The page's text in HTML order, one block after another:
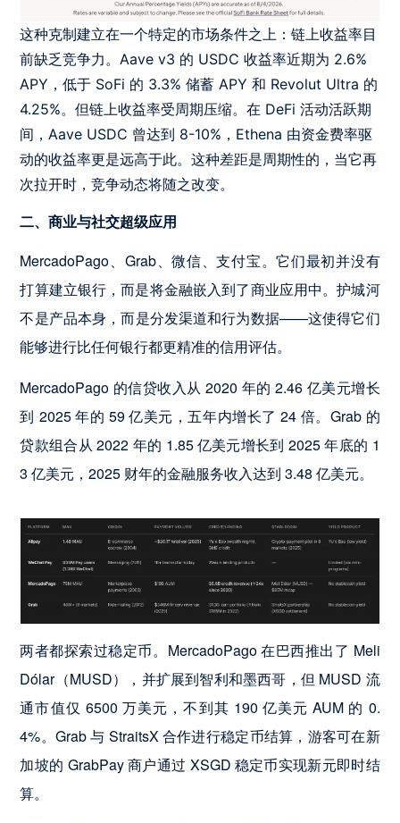
这种克制建立在一个特定的市场条件之上：链上收益率目
前缺乏竞争力。Aave v3 的 USDC 收益率近期为 2.6%
APY，低于 SoFi 的 3.3% 储蓄 APY 和 Revolut Ultra 的
4.25%。但链上收益率受周期压缩。在 DeFi 活动活跃期
间，Aave USDC 曾达到 8-10%，Ethena 由资金费率驱
动的收益率更是远高于此。这种差距是周期性的，当它再
次拉开时，竞争动态将随之改变。
二、商业与社交超级应用
MercadoPago、Grab、微信、支付宝。它们最初并没有
打算建立银行，而是将金融嵌入到了商业应用中。护城河
不是产品本身，而是分发渠道和行为数据——这使得它们
能够进行比任何银行都更精准的信用评估。
MercadoPago 的信贷收入从 2020 年的 2.46 亿美元增长
到 2025 年的 59 亿美元，五年内增长了 24 倍。Grab 的
贷款组合从 2022 年的 1.85 亿美元增长到 2025 年底的 1
3 亿美元，2025 财年的金融服务收入达到 3.48 亿美元。
两者都探索过稳定币。MercadoPago 在巴西推出了 Meli
Dólar（MUSD），并扩展到智利和墨西哥，但 MUSD 流
通市值仅 6500 万美元，不到其 190 亿美元 AUM 的 0.
4%。Grab 与 StraitsX 合作进行稳定币结算，游客可在新
加坡的 GrabPay 商户通过 XSGD 稳定币实现新元即时结
算。